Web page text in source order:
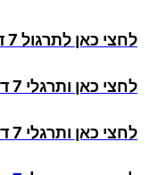
לחצי כאן לתרגול 7 דקות
לחצי כאן ותרגלי 7 דקות
לחצי כאן ותרגלי 7 דקות